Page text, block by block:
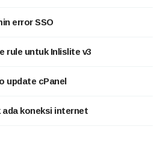
error SSO
rule untuk Inlislite v3
update cPanel
koneksi internet